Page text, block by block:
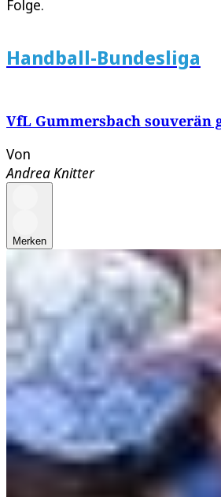
Folge.
Handball-Bundesliga
VfL Gummersbach souverän
Von
Andrea Knitter
Merken